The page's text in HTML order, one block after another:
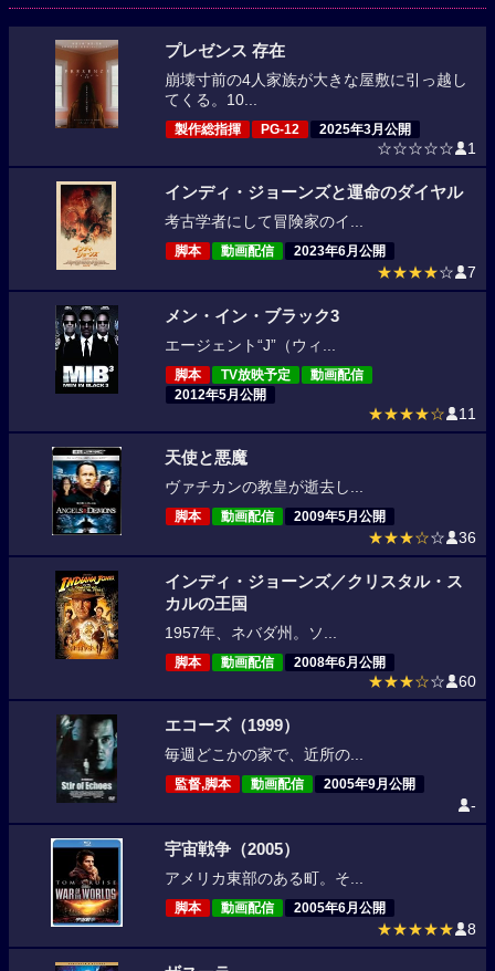
プレゼンス 存在
崩壊寸前の4人家族が大きな屋敷に引っ越し
てくる。10...
製作総指揮 PG-12 2025年3月公開
☆☆☆☆☆ 1
インディ・ジョーンズと運命のダイヤル
考古学者にして冒険家のイ...
脚本 動画配信 2023年6月公開
★★★★☆ 7
メン・イン・ブラック3
エージェント“J”（ウィ...
脚本 TV放映予定
動画配信
2012年5月公開
★★★★☆ 11
天使と悪魔
ヴァチカンの教皇が逝去し...
脚本 動画配信 2009年5月公開
★★★☆☆ 36
インディ・ジョーンズ／クリスタル・ス
カルの王国
1957年、ネバダ州。ソ...
脚本 動画配信 2008年6月公開
★★★☆☆ 60
エコーズ（1999）
毎週どこかの家で、近所の...
監督,脚本 動画配信 2005年9月公開
-
宇宙戦争（2005）
アメリカ東部のある町。そ...
脚本 動画配信 2005年6月公開
★★★★★ 8